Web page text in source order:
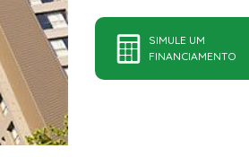
SIMULE UM
FINANCIAMENTO